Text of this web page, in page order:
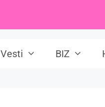
Vesti BIZ